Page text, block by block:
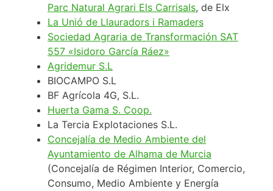
Parc Natural Agrari Els Carrisals, de Elx
La Unió de Llauradors i Ramaders
Sociedad Agraria de Transformación SAT
557 «Isidoro García Ráez»
Agridemur S.L
BIOCAMPO S.L
BF Agrícola 4G, S.L.
Huerta Gama S. Coop.
La Tercia Explotaciones S.L.
Concejalía de Medio Ambiente del
Ayuntamiento de Alhama de Murcia
(Concejalía de Régimen Interior, Comercio,
Consumo, Medio Ambiente y Energía